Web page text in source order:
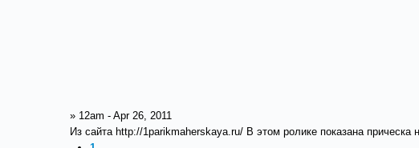
» 12am - Apr 26, 2011
Из сайта http://1parikmaherskaya.ru/ В этом ролике показана